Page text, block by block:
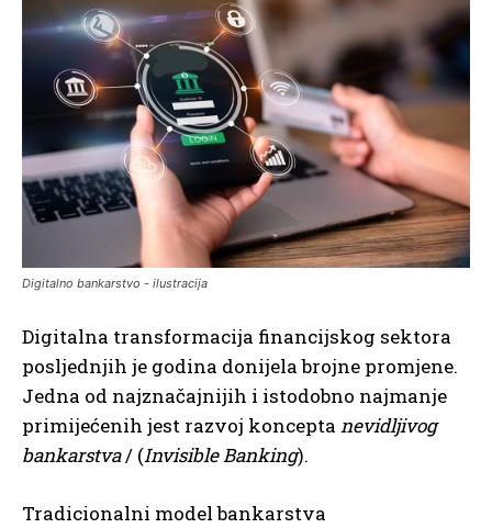
Digitalno bankarstvo - ilustracija
Digitalna transformacija financijskog sektora
posljednjih je godina donijela brojne promjene.
Jedna od najznačajnijih i istodobno najmanje
primijećenih jest razvoj koncepta nevidljivog
bankarstva/ (Invisible Banking).
Tradicionalni model bankarstva